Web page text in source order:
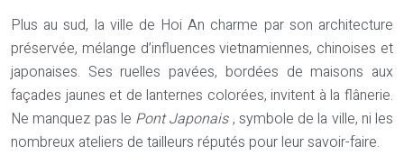
Plus au sud, la ville de Hoi An charme par son architecture
préservée, mélange d’influences vietnamiennes, chinoises et
japonaises. Ses ruelles pavées, bordées de maisons aux
façades jaunes et de lanternes colorées, invitent à la flânerie.
Ne manquez pas le Pont Japonais, symbole de la ville, ni les
nombreux ateliers de tailleurs réputés pour leur savoir-faire.